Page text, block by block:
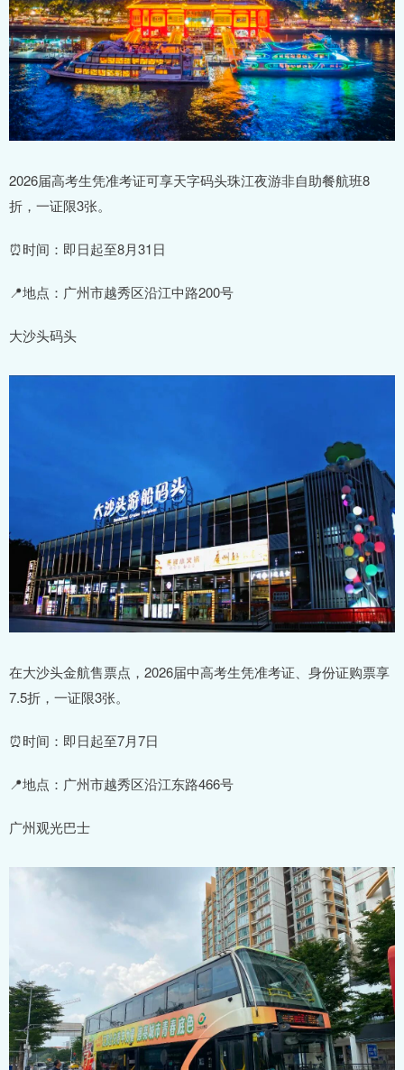
2026届高考生凭准考证可享天字码头珠江夜游非自助餐航班8
折，一证限3张。
⏰时间：即日起至8月31日
📍地点：广州市越秀区沿江中路200号
大沙头码头
在大沙头金航售票点，2026届中高考生凭准考证、身份证购票享
7.5折，一证限3张。
⏰时间：即日起至7月7日
📍地点：广州市越秀区沿江东路466号
广州观光巴士